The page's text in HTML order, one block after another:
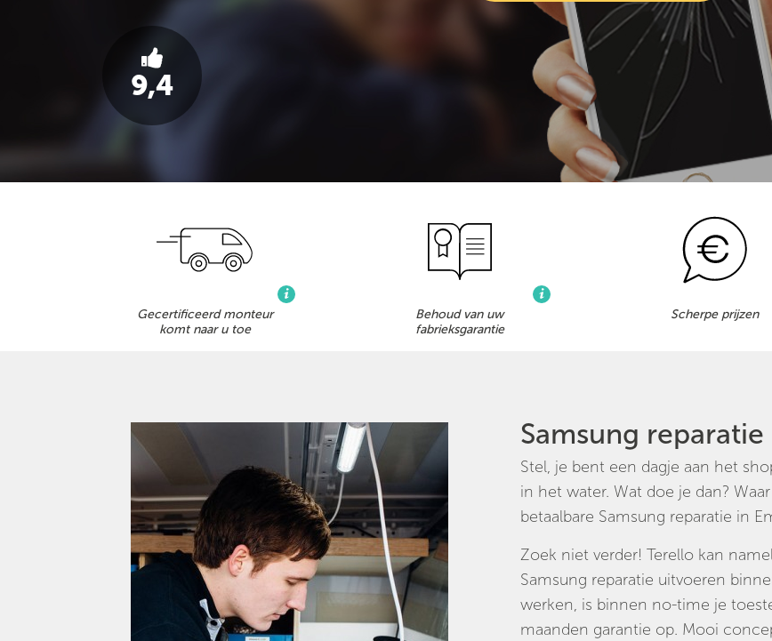
9,4
Gecertificeerd monteur
komt naar u toe
Behoud van uw
fabrieksgarantie
Scherpe prijzen
Samsung reparatie
Stel, je bent een dagje aan het
in het water. Wat doe je dan?
betaalbare Samsung reparatie in
Zoek niet verder! Terello kan
Samsung reparatie uitvoeren
werken, is binnen no-time je
maanden garantie op. Mooi